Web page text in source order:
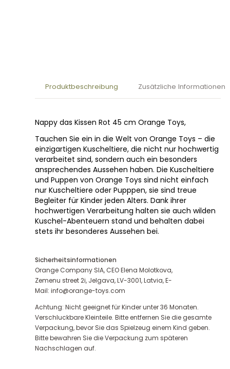
Produktbeschreibung Zusätzliche Informationen
Nappy das Kissen Rot 45 cm Orange Toys,
Tauchen Sie ein in die Welt von Orange Toys – die
einzigartigen Kuscheltiere, die nicht nur hochwertig
verarbeitet sind, sondern auch ein besonders
ansprechendes Aussehen haben. Die Kuscheltiere
und Puppen von Orange Toys sind nicht einfach
nur Kuscheltiere oder Pupppen, sie sind treue
Begleiter für Kinder jeden Alters. Dank ihrer
hochwertigen Verarbeitung halten sie auch wilden
Kuschel-Abenteuern stand und behalten dabei
stets ihr besonderes Aussehen bei.
Sicherheitsinformationen
Orange Company SIA, CEO Elena Molotkova,
Zemenu street 2i, Jelgava, LV-3001, Latvia, E-
Mail: info@orange-toys.com
Achtung: Nicht geeignet für Kinder unter 36 Monaten.
Verschluckbare Kleinteile. Bitte entfernen Sie die gesamte
Verpackung, bevor Sie das Spielzeug einem Kind geben.
Bitte bewahren Sie die Verpackung zum späteren
Nachschlagen auf.